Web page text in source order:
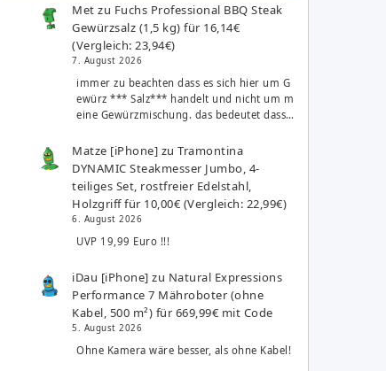
Met zu Fuchs Professional BBQ Steak
Gewürzsalz (1,5 kg) für 16,14€
(Vergleich: 23,94€)
7. August 2026
immer zu beachten dass es sich hier um G
ewürz *** Salz*** handelt und nicht um m
eine Gewürzmischung. das bedeutet dass…
Matze [iPhone] zuTramontina
DYNAMIC Steakmesser Jumbo, 4-
teiliges Set, rostfreier Edelstahl,
Holzgriff für 10,00€ (Vergleich: 22,99€)
6. August 2026
UVP 19,99 Euro !!!
iDau [iPhone] zu Natural Expressions
Performance 7 Mähroboter (ohne
Kabel, 500 m²) für 669,99€ mit Code
5. August 2026
Ohne Kamera wäre besser, als ohne Kabel!